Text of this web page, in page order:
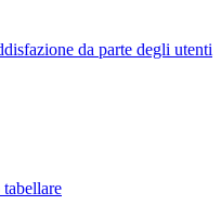
da parte degli utenti